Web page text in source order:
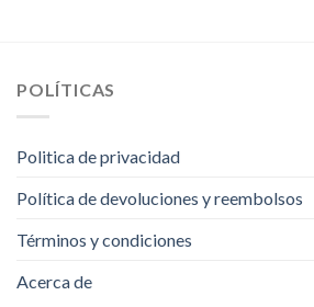
POLÍTICAS
Politica de privacidad
Política de devoluciones y reembolsos
Términos y condiciones
Acerca de